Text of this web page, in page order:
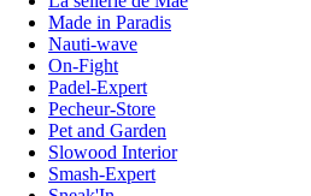
Made in Paradis
Nauti-wave
On-Fight
Padel-Expert
Pecheur-Store
Pet and Garden
Slowood Interior
Smash-Expert